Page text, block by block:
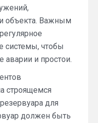
объекта. Важным
системы, чтобы
и простои.
строящемся
для
должен быть